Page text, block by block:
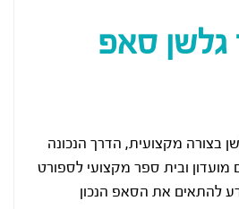
גלשן סאפ
בצורה מקצועית, הדרך הנכונה
מועדון ובית ספר מקצועי לספורט
להתאים את הסאפ הנכון